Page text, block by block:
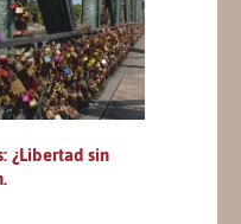
¿Libertad sin